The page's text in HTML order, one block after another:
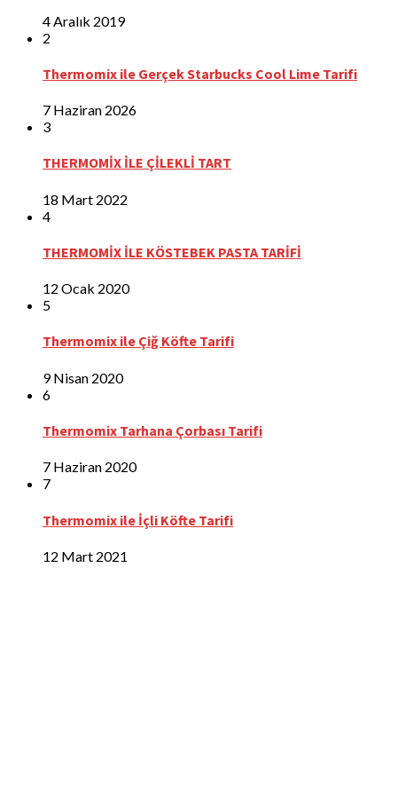
4 Aralık 2019
2
Thermomix ile Gerçek Starbucks Cool Lime Tarifi
7 Haziran 2026
3
THERMOMİX İLE ÇİLEKLİ TART
18 Mart 2022
4
THERMOMİX İLE KÖSTEBEK PASTA TARİFİ
12 Ocak 2020
5
Thermomix ile Çiğ Köfte Tarifi
9 Nisan 2020
6
Thermomix Tarhana Çorbası Tarifi
7 Haziran 2020
7
Thermomix ile İçli Köfte Tarifi
12 Mart 2021